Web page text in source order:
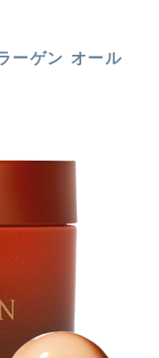
ーゲン オール